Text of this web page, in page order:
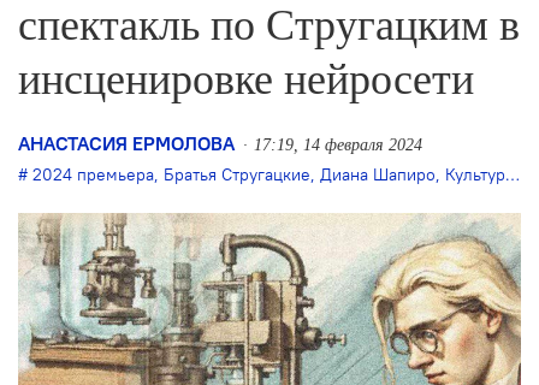
спектакль по Стругацким в
инсценировке нейросети
АНАСТАСИЯ ЕРМОЛОВА 17:19, 14 февраля 2024
2024 премьера, Братья Стругацкие, Диана Шапиро, Культурный центр ЗИЛ